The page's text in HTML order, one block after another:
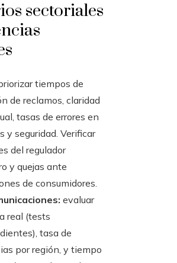
sectoriales
tiempos de
de reclamos, claridad
tasas de errores en
y seguridad. Verificar
del regulador
y quejas ante
de consumidores.
evaluar
real (tests
tasa de
por región, y tiempo